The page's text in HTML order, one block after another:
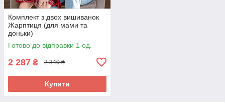
Комплект з двох вишиванок
Жарптиця (для мами та
доньки)
Готово до відправки 1 од.
2 287 ₴ 2 340 ₴
Купити